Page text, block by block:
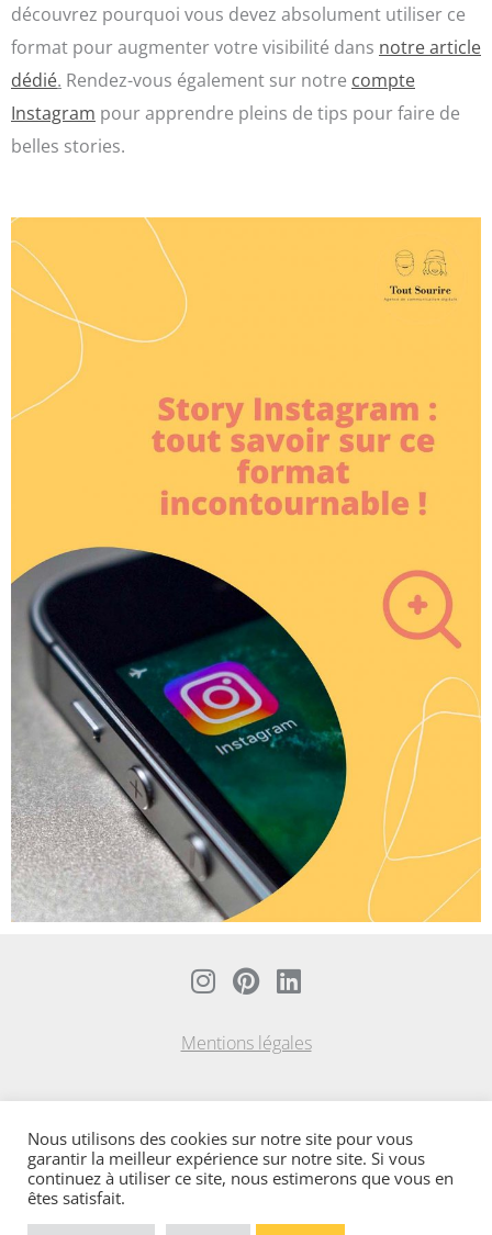
découvrez pourquoi vous devez absolument utiliser ce
format pour augmenter votre visibilité dans notre article
dédié. Rendez-vous également sur notre compte
Instagram pour apprendre pleins de tips pour faire de
belles stories.
I
n
s
t
r
a
m
P
i
n
t
e
s
L
i
n
k
i
n
Mentions légales
Nous utilisons des cookies sur notre site pour vous
garantir la meilleur expérience sur notre site. Si vous
continuez à utiliser ce site, nous estimerons que vous en
êtes satisfait.